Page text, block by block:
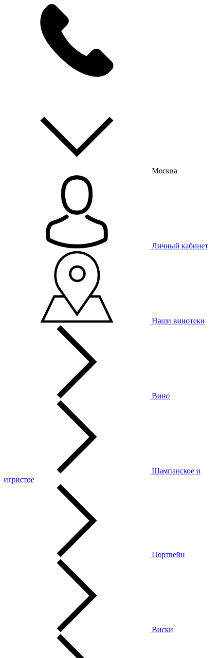
Москва
Личный кабинет
Наши винотеки
Вино
Шампанское и
игристое
Портвейн
Виски